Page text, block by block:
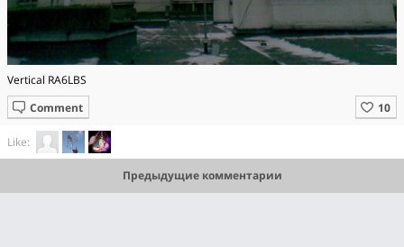
Vertical RA6LBS
Comment
Like:
Предыдущие комментарии